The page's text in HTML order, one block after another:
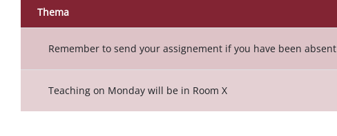
Liste der Themen - 2 von 2
Status
Thema
Remember to send your assignement if you have been absent
Teaching on Monday will be in Room X